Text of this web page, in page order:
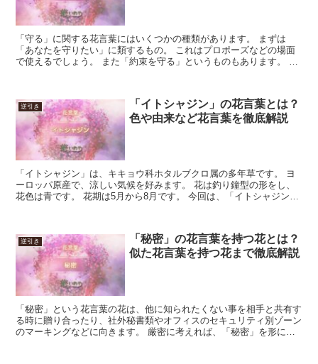
「守る」に関する花言葉にはいくつかの種類があります。 まずは
「あなたを守りたい」に類するもの。 これはプロポーズなどの場面
で使えるでしょう。 また「約束を守る」というものもあります。 こ
逆引き
「イトシャジン」の花言葉とは？
色や由来など花言葉を徹底解説
「イトシャジン」は、キキョウ科ホタルブクロ属の多年草です。 ヨ
ーロッパ原産で、涼しい気候を好みます。 花は釣り鐘型の形をし、
花色は青です。 花期は5月から8月です。 今回は、「イトシャジン」
逆引き
「秘密」の花言葉を持つ花とは？
似た花言葉を持つ花まで徹底解説
「秘密」という花言葉の花は、他に知られたくない事を相手と共有す
る時に贈り合ったり、社外秘書類やオフィスのセキュリティ別ゾーン
のマーキングなどに向きます。 厳密に考えれば、「秘密」を形に残